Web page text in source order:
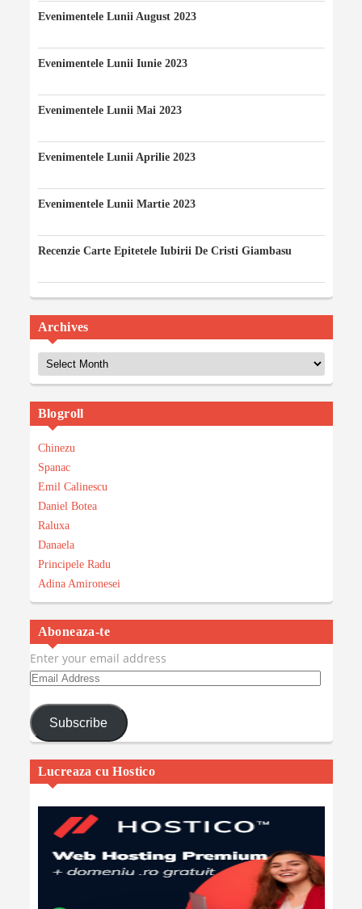
Evenimentele Lunii August 2023
Evenimentele Lunii Iunie 2023
Evenimentele Lunii Mai 2023
Evenimentele Lunii Aprilie 2023
Evenimentele Lunii Martie 2023
Recenzie Carte Epitetele Iubirii De Cristi Giambasu
Archives
Archives
Blogroll
Chinezu
Spanac
Emil Calinescu
Daniel Botea
Raluxa
Danaela
Principele Radu
Adina Amironesei
Aboneaza-te
Enter your email address
Email
Subscribe
Lucreaza cu Hostico